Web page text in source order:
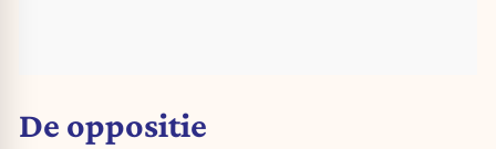
De oppositie